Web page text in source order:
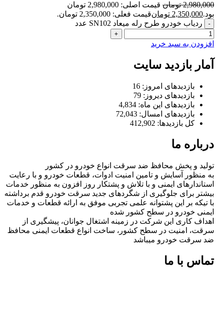
2,980,000 تومان
قیمت اصلی: 2,980,000 تومان
بود.2,350,000 تومانقیمت فعلی: 2,350,000 تومان.
ردیاب خودرو طرح رله میعاد SN102 عدد
افزودن به سبد خرید
آمار بازدید سایت
بازدیدهای امروز: 16
بازدیدهای دیروز: 79
بازدیدهای این ماه: 4,834
بازدیدهای امسال: 72,043
کل بازدیدها: 412,902
درباره ما
تولید و پخش محافظ ضد سرقت انواع خودرو در کشور
به منظور آسایش و تامین امنیت ادوات، قطعات خودرو و با رعایت
استاندارهای ایمنی و با تلاش و پشتکار روز افزون به منظور خدمات
بیشتر برای جلوگیری از شگردهای جدید سرقت خودرو قدم برداشته
با تیکه بر این پشتوانه علمی تجربی موفق به ارائه قطعات و خدمات
ایمنی خودرو در سطح کشور شده
اهداف کاری این شرکت در زمینه اشتغال جوانان، پیشگیری از
سرقت، امنیت در سطح کشور، ساخت انواع قطعات ایمنی محافظ
ضد سرقت خودرو میباشد
تماس با ما